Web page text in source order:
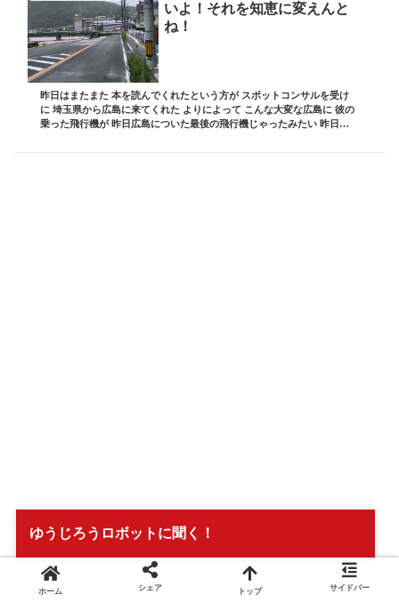
いよ！それを知恵に変えんと
ね！
昨日はまたまた 本を読んでくれたという方が スポットコンサルを受け
に 埼玉県から広島に来てくれた よりによって こんな大変な広島に 彼の
乗った飛行機が 昨日広島についた最後の飛行機じゃったみたい 昨日
ホーム シェア トップ サイドバー
ゆうじろうロボットに聞く！